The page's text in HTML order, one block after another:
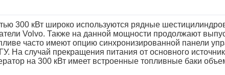
300 кВт широко используются рядные
Volvo. Также на данной мощности продолжают
часто имеют опцию синхронизированной панели
На случай прекращения питания от основного
на 300 кВт имеет встроенные топливные баки